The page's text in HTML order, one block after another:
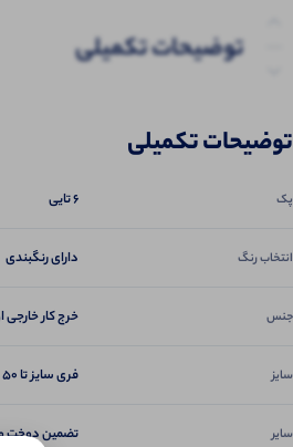
توضیحات تکمیلی
توضیحات تکمیلی
پک 6 تایی
انتخاب رنگ دارای رنگبندی
جنس خرج کار خارجی
سایز فری سایز تا 50
سایر تضمین دوخت